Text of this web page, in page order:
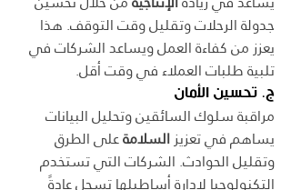
جدولة الرحلات وتقليل وقت التوقف. هذا
يعزز من كفاءة العمل ويساعد الشركات في
تلبية طلبات العملاء في وقت أقل.
ج. تحسين الأمان
مراقبة سلوك السائقين وتحليل البيانات
يساهم في تعزيز السلامة على الطرق
وتقليل الحوادث. الشركات التي تستخدم
التكنولوجيا لإدارة أساطيلها تسجل عادةً